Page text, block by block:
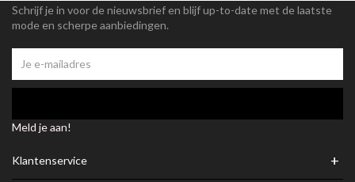
Schrijf je in voor de nieuwsbrief en blijf up-to-date met de laatste
mode en scherpe aanbiedingen.
Meld je aan!
Klantenservice +